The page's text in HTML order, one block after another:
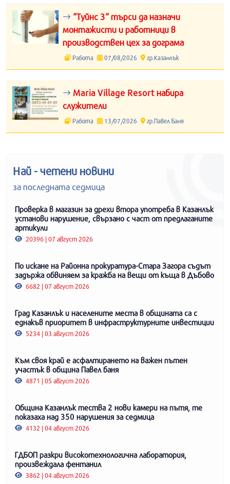
“Туйнс 3“ търси да назначи
монтажисти и работници в
производствен цех за дограма
Работа 07/08/2026 гр.Казанлък
Maria Village Resort набира
служители
Работа 13/07/2026 гр.Павел Баня
Най - четени новини
за последната седмица
Проверка в магазин за дрехи втора употреба в Казанлък
установи нарушение, свързано с част от предлаганите
артикули
20396 | 07 август 2026
По искане на Районна прокуратура-Стара Загора съдът
задържа обвиняем за кражба на вещи от къща в Дъбово
6682 | 07 август 2026
Град Казанлък и населените места в общината са с
еднакъв приоритет в инфраструктурните инвестиции
5234 | 03 август 2026
Към своя край е асфалтирането на важен пътен
участък в община Павел баня
4871 | 05 август 2026
Община Казанлък тества 2 нови камери на пътя, те
показаха над 350 нарушения за седмица
4132 | 04 август 2026
ГДБОП разкри високотехнологична лаборатория,
произвеждала фентанил
3862 | 04 август 2026